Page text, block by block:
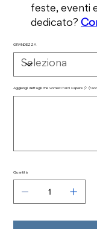
feste, eventi
dedicato?
GRANDEZZA
Aggiungi dettagli che vorresti farci sapere 🎈
Quantità